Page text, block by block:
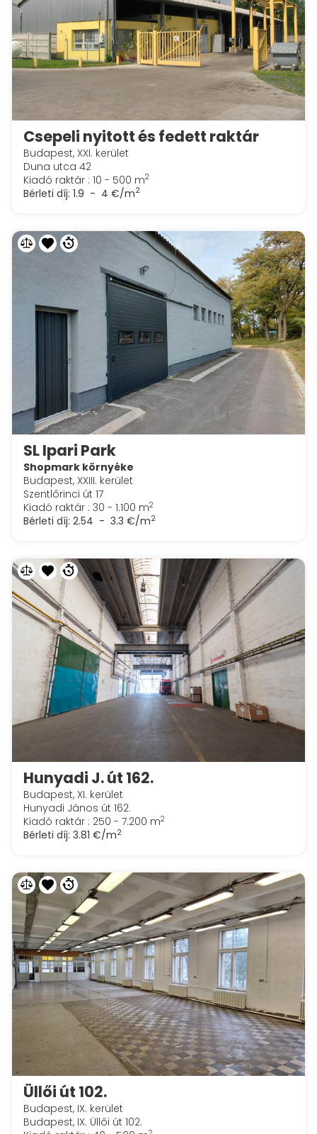
Csepeli nyitott és fedett raktár
Budapest, XXI. kerület
Duna utca 42
Kiadó raktár : 10 - 500 m2
Bérleti díj: 1.9 - 4 €/m2
SL Ipari Park
Shopmark környéke
Budapest, XXIII. kerület
Szentlőrinci út 17
Kiadó raktár : 30 - 1.100 m2
Bérleti díj: 2.54 - 3.3 €/m2
Hunyadi J. út 162.
Budapest, XI. kerület
Hunyadi János út 162.
Kiadó raktár : 250 - 7.200 m2
Bérleti díj: 3.81 €/m2
Üllői út 102.
Budapest, IX. kerület
Budapest, IX. Üllői út 102.